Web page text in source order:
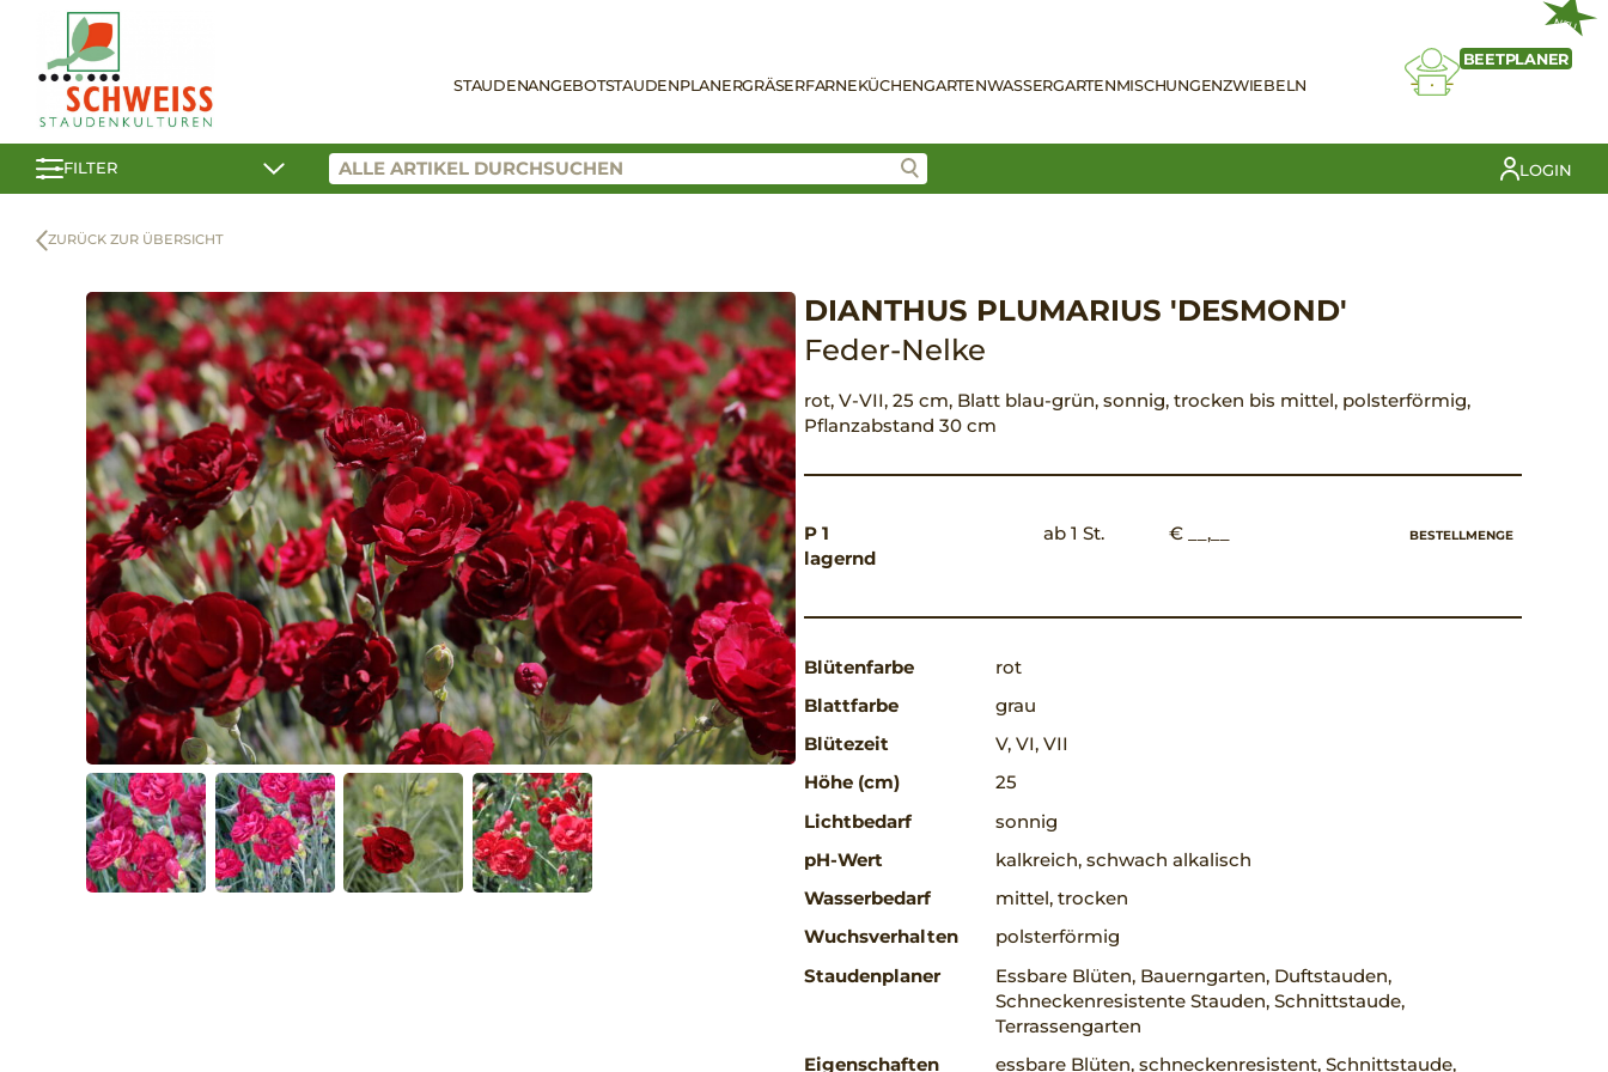
STAUDENANGEBOTSTAUDENPLANERGRÄSERFARNEKÜCHENGARTENWASSERGARTENMISCHUNGENZWIEBELN
NEU
BEETPLANER
FILTER LOGIN
ZURÜCK ZUR ÜBERSICHT
DIANTHUS PLUMARIUS 'DESMOND'
Feder-Nelke
rot, V-VII, 25 cm, Blatt blau-grün, sonnig, trocken bis mittel, polsterförmig,
Pflanzabstand 30 cm
P 1
lagernd
ab 1 St. € __,__ BESTELLMENGE
Blütenfarbe
rot
Blattfarbe
grau
Blütezeit
V, VI, VII
Höhe (cm)
25
Lichtbedarf
sonnig
pH-Wert
kalkreich, schwach alkalisch
Wasserbedarf
mittel, trocken
Wuchsverhalten
polsterförmig
Staudenplaner
Essbare Blüten, Bauerngarten, Duftstauden,
Schneckenresistente Stauden, Schnittstaude,
Terrassengarten
Eigenschaften
essbare Blüten, schneckenresistent, Schnittstaude,